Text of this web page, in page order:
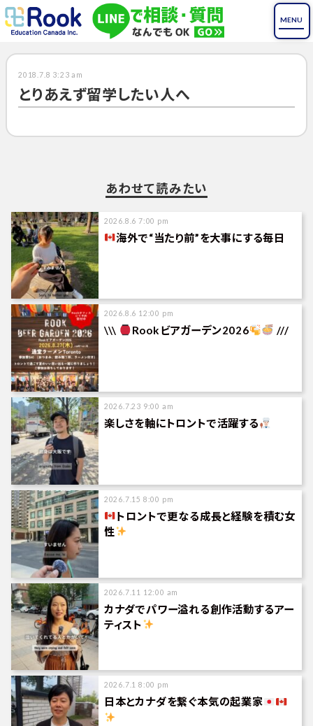
2018.7.8 3:23 am
とりあえず留学したい人へ
あわせて読みたい
2026.8.6 7:00 pm
海外で“当たり前”を大事にする毎日
2026.8.6 12:00 pm
\\\ Rookビアガーデン2026 ///
2026.7.23 9:00 am
楽しさを軸にトロントで活躍する
2026.7.15 8:00 pm
トロントで更なる成長と経験を積む女
性
2026.7.11 12:00 am
カナダでパワー溢れる創作活動するアー
ティスト
2026.7.1 8:00 pm
日本とカナダを繋ぐ本気の起業家